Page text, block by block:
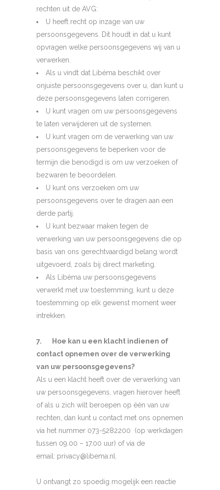
rechten uit de AVG:
U heeft recht op inzage van uw
persoonsgegevens. Dit houdt in dat u kunt
opvragen welke persoonsgegevens wij van u
verwerken.
Als u vindt dat Libéma beschikt over
onjuiste persoonsgegevens over u, dan kunt u
deze persoonsgegevens laten corrigeren.
U kunt vragen om uw persoonsgegevens
te laten verwijderen uit de systemen.
U kunt vragen om de verwerking van uw
persoonsgegevens te beperken voor de
termijn die benodigd is om uw verzoeken of
bezwaren te beoordelen.
U kunt ons verzoeken om uw
persoonsgegevens over te dragen aan een
derde partij.
U kunt bezwaar maken tegen de
verwerking van uw persoonsgegevens die op
basis van ons gerechtvaardigd belang wordt
uitgevoerd, zoals bij direct marketing.
Als Libéma uw persoonsgegevens
verwerkt met uw toestemming, kunt u deze
toestemming op elk gewenst moment weer
intrekken.
7. Hoe kan u een klacht indienen of
contact opnemen over de verwerking
van uw persoonsgegevens?
Als u een klacht heeft over de verwerking van
uw persoonsgegevens, vragen hierover heeft
of als u zich wilt beroepen op één van uw
rechten, dan kunt u contact met ons opnemen
via het nummer 073-5282200 (op werkdagen
tussen 09.00 – 17.00 uur) of via de
email: privacy@libema.nl.
U ontvangt zo spoedig mogelijk een reactie